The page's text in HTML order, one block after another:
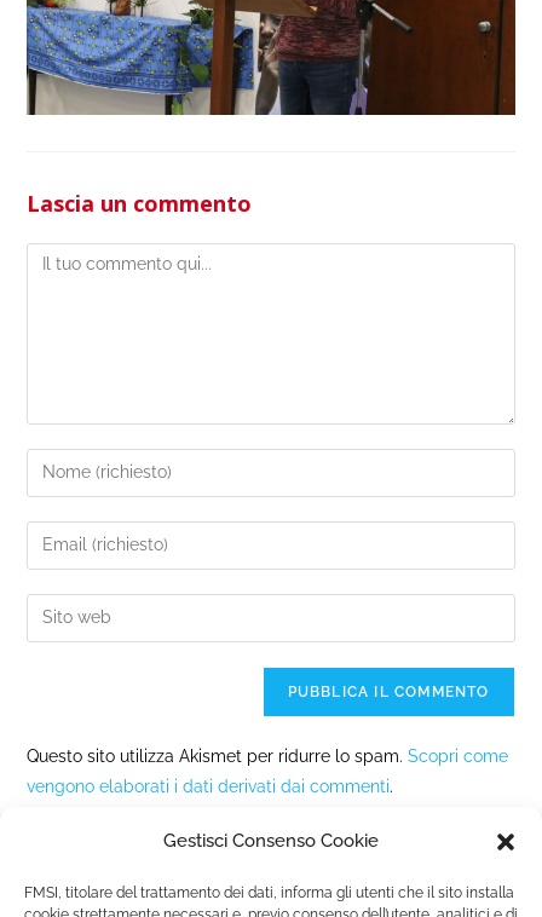
Gestisci Consenso Cookie
FMSI, titolare del trattamento dei dati, informa gli utenti che il sito installa
Lascia un commento
Questo sito utilizza Akismet per ridurre lo spam.Scopri come
vengono elaborati i dati derivati dai commenti.